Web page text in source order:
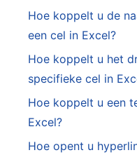
Hoe koppelt u de
een cel in Excel?
Hoe koppelt u het
specifieke cel in
Hoe koppelt u een
Excel?
Hoe opent u